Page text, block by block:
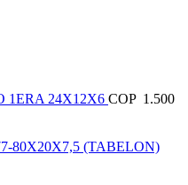
1ERA 24X12X6 COP 1.500
80X20X7,5 (TABELON)